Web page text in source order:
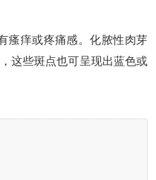
瘙痒或疼痛感。化脓性肉芽
这些斑点也可呈现出蓝色或